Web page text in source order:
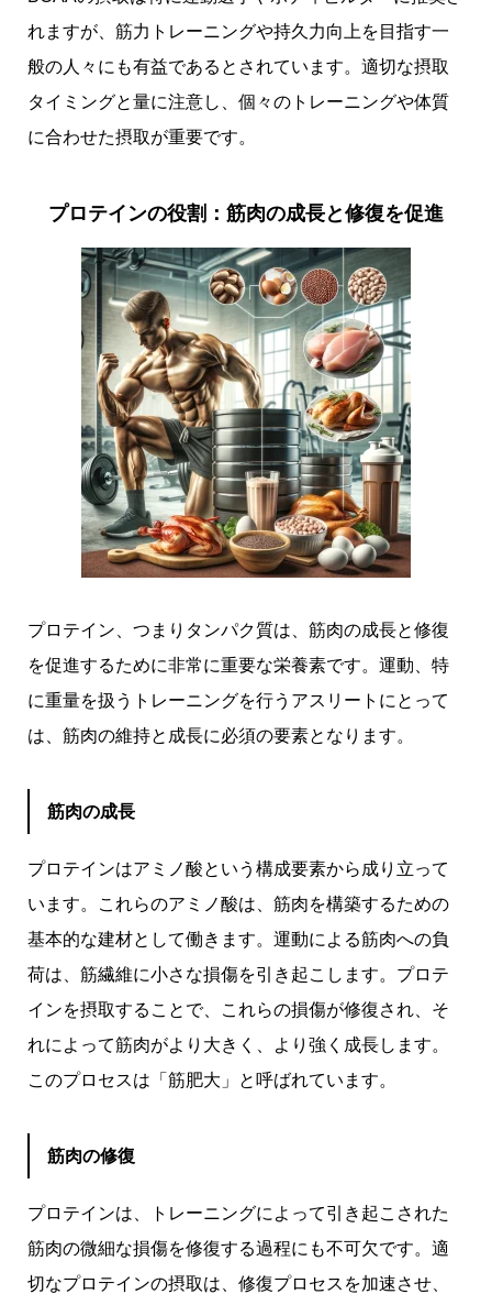
れますが、筋力トレーニングや持久力向上を目指す一
般の人々にも有益であるとされています。適切な摂取
タイミングと量に注意し、個々のトレーニングや体質
に合わせた摂取が重要です。
プロテインの役割：筋肉の成長と修復を促進
プロテイン、つまりタンパク質は、筋肉の成長と修復
を促進するために非常に重要な栄養素です。運動、特
に重量を扱うトレーニングを行うアスリートにとって
は、筋肉の維持と成長に必須の要素となります。
筋肉の成長
プロテインはアミノ酸という構成要素から成り立って
います。これらのアミノ酸は、筋肉を構築するための
基本的な建材として働きます。運動による筋肉への負
荷は、筋繊維に小さな損傷を引き起こします。プロテ
インを摂取することで、これらの損傷が修復され、そ
れによって筋肉がより大きく、より強く成長します。
このプロセスは「筋肥大」と呼ばれています。
筋肉の修復
プロテインは、トレーニングによって引き起こされた
筋肉の微細な損傷を修復する過程にも不可欠です。適
切なプロテインの摂取は、修復プロセスを加速させ、